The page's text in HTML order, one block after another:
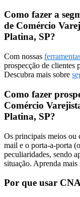
Como fazer a
de Comércio
Platina, SP?
Com nossas
prospecção de clientes
Descubra mais sobre
Como fazer
Comércio
Platina, SP?
Os principais meios ou
mail e o porta-a-porta
peculiaridades, sendo
situação. Aprenda mais
Por que usar